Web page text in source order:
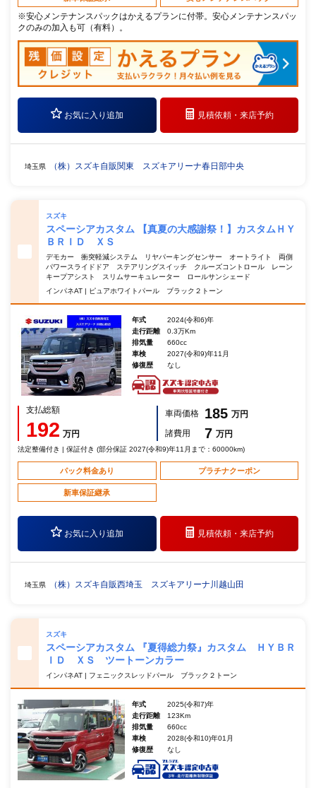
※安心メンテナンスパックはかえるプランに付帯。安心メンテナンスパッ
クのみの加入も可（有料）。
お気に入り追加 見積依頼・来店予約
埼玉県 （株）スズキ自販関東 スズキアリーナ春日部中央
スズキ
スペーシアカスタム 【真夏の大感謝祭！】カスタムＨＹ
ＢＲＩＤ ＸＳ
デモカー 衝突軽減システム リヤパーキングセンサー オートライト 両側
パワースライドドア ステアリングスイッチ クルーズコントロール レーン
キープアシスト スリムサーキュレーター ロールサンシェード
インパネAT | ピュアホワイトパール ブラック２トーン
年式
2024(令和6)年
走行距離
0.3万Km
排気量
660cc
車検
2027(令和9)年11月
修復歴
なし
支払総額
192 万円
車両価格 185 万円
諸費用
7 万円
法定整備付き | 保証付き (部分保証 2027(令和9)年11月まで：60000km)
パック料金あり プラチナクーポン
新車保証継承
お気に入り追加 見積依頼・来店予約
埼玉県 （株）スズキ自販西埼玉 スズキアリーナ川越山田
スズキ
スペーシアカスタム 『夏得総力祭』カスタム ＨＹＢＲ
ＩＤ ＸＳ ツートーンカラー
インパネAT | フェニックスレッドパール ブラック２トーン
年式
2025(令和7)年
走行距離
123Km
排気量
660cc
車検
2028(令和10)年01月
修復歴
なし